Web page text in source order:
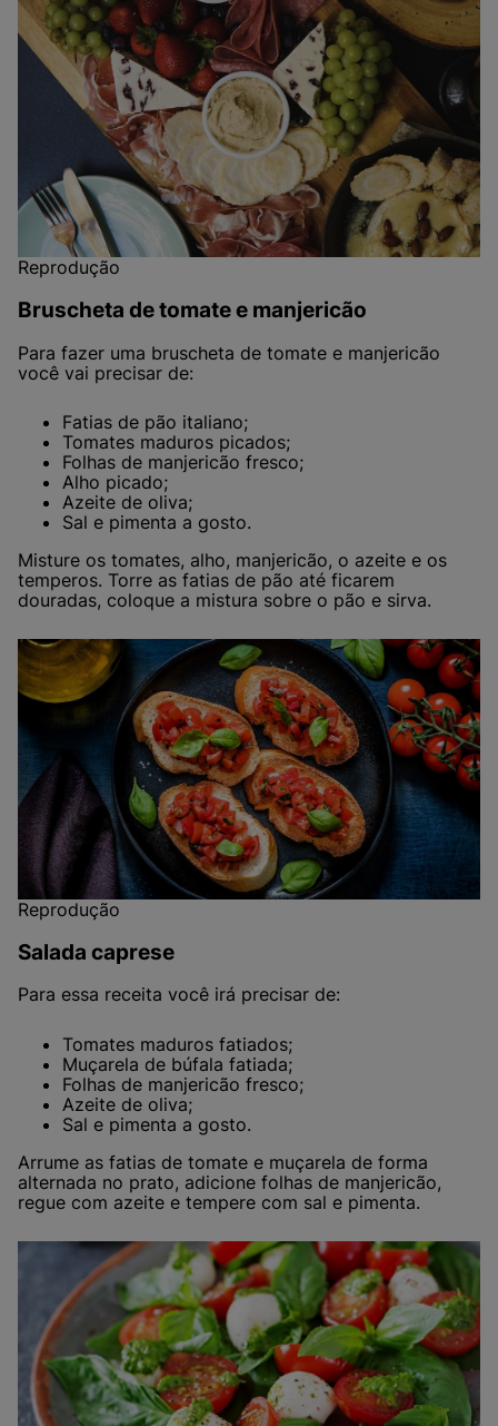
Reprodução
Bruscheta de tomate e manjericão
Para fazer uma bruscheta de tomate e manjericão
você vai precisar de:
Fatias de pão italiano;
Tomates maduros picados;
Folhas de manjericão fresco;
Alho picado;
Azeite de oliva;
Sal e pimenta a gosto.
Misture os tomates, alho, manjericão, o azeite e os
temperos. Torre as fatias de pão até ficarem
douradas, coloque a mistura sobre o pão e sirva.
Reprodução
Salada caprese
Para essa receita você irá precisar de:
Tomates maduros fatiados;
Muçarela de búfala fatiada;
Folhas de manjericão fresco;
Azeite de oliva;
Sal e pimenta a gosto.
Arrume as fatias de tomate e muçarela de forma
alternada no prato, adicione folhas de manjericão,
regue com azeite e tempere com sal e pimenta.